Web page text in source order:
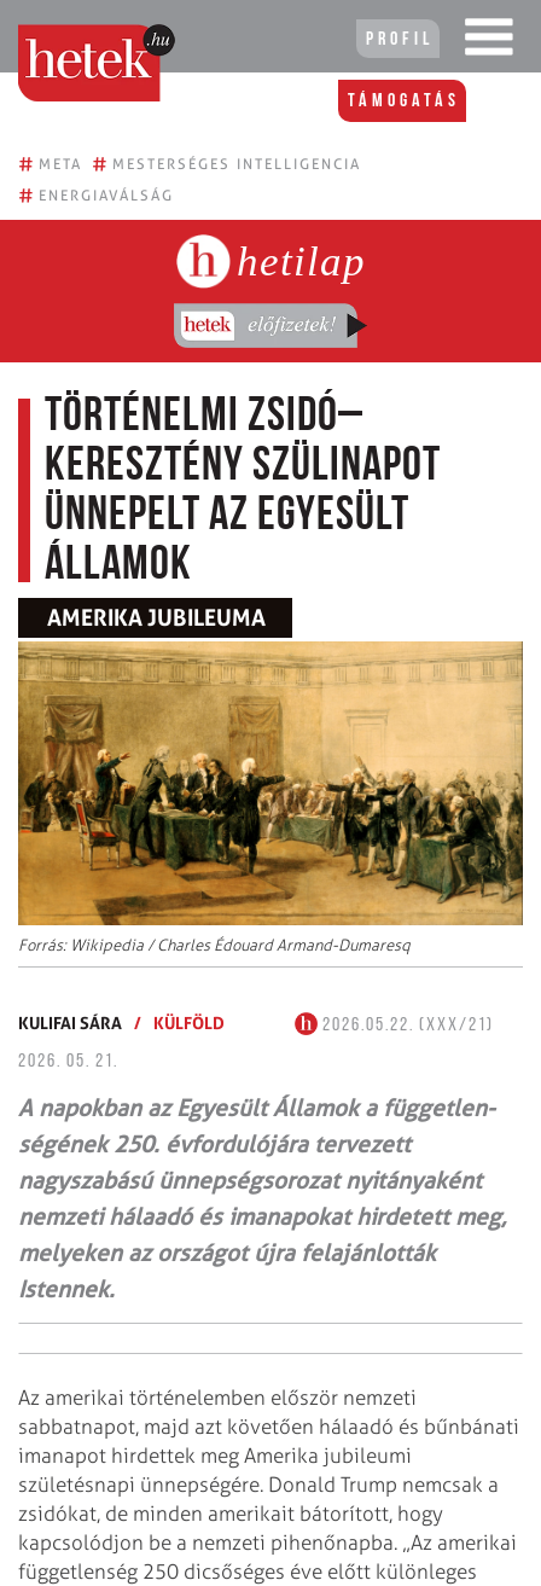
Profil
Támogatás
# META # MESTERSÉGES INTELLIGENCIA
# ENERGIAVÁLSÁG
hetilap
Történelmi zsidó–
keresztény szülinapot
ünnepelt az Egyesült
Államok
AMERIKA JUBILEUMA
Forrás: Wikipedia / Charles Édouard Armand-Dumaresq
KULIFAI SÁRA / KÜLFÖLD
2026.05.22. (XXX/21)
2026. 05. 21.
A napokban az Egyesült Államok a független­
ségének 250. év­fordulójára tervezett
nagyszabású ünnepségsorozat nyitányaként
nemzeti hálaadó és imanapokat hirdetett meg,
melyeken az országot újra felajánlották
Istennek.
Az amerikai történelemben először nemzeti
sabbatnapot, majd azt követően hálaadó és bűnbánati
imanapot hirdettek meg Amerika jubileumi
születésnapi ünnepségére. Donald Trump nemcsak a
zsidókat, de minden amerikait bátorított, hogy
kapcsolódjon be a nemzeti pihenőnapba. „Az amerikai
függetlenség 250 dicsőséges éve előtt különleges